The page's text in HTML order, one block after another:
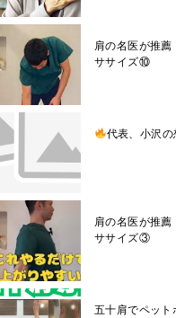
肩の名医が推薦
ササイズ⑩
代表、小沢の
肩の名医が推薦
ササイズ③
五十肩でペット